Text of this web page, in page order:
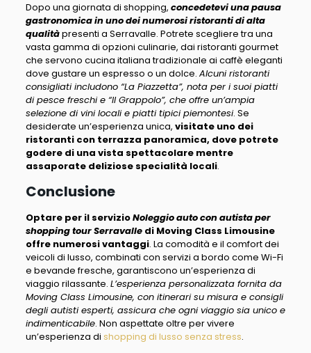
Dopo una giornata di shopping, concedetevi una pausa
gastronomica in uno dei numerosi ristoranti di alta
qualitàpresenti a Serravalle. Potrete scegliere tra una
vasta gamma di opzioni culinarie, dai ristoranti gourmet
che servono cucina italiana tradizionale ai caffè eleganti
dove gustare un espresso o un dolce. Alcuni ristoranti
consigliati includono “La Piazzetta”, nota per i suoi piatti
di pesce freschi e “Il Grappolo”, che offre un’ampia
selezione di vini locali e piatti tipici piemontesi. Se
desiderate un’esperienza unica, visitate uno dei
ristoranti con terrazza panoramica, dove potrete
godere di una vista spettacolare mentre
assaporate deliziose specialità locali.
Conclusione
Optare per il servizioNoleggio auto con autista per
shopping tour Serravalle di Moving Class Limousine
offre numerosi vantaggi. La comodità e il comfort dei
veicoli di lusso, combinati con servizi a bordo come Wi-Fi
e bevande fresche, garantiscono un’esperienza di
viaggio rilassante. L’esperienza personalizzata fornita da
Moving Class Limousine, con itinerari su misura e consigli
degli autisti esperti, assicura che ogni viaggio sia unico e
indimenticabile. Non aspettate oltre per vivere
un’esperienza di shopping di lusso senza stress.